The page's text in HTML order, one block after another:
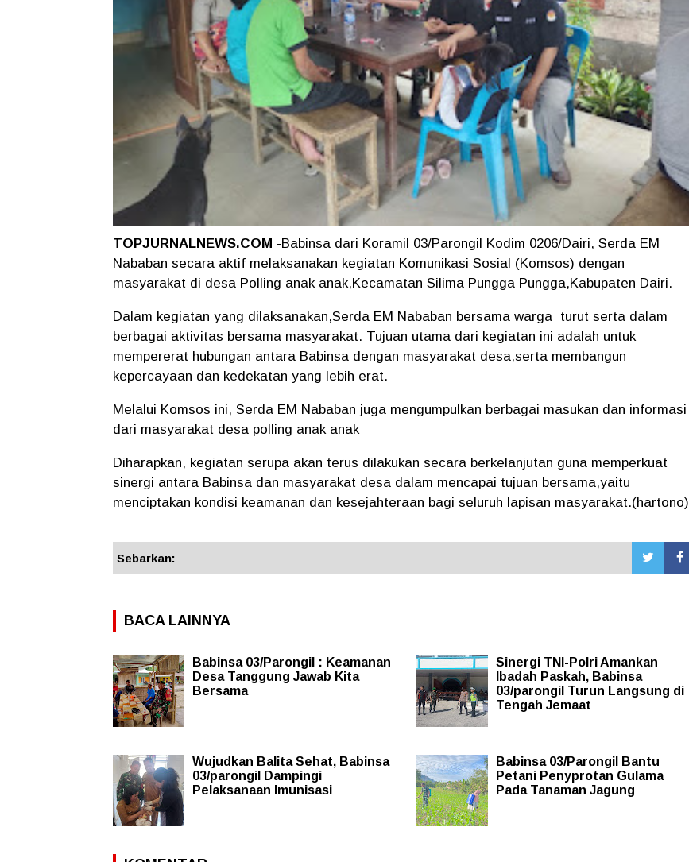
TOPJURNALNEWS.COM -Babinsa dari Koramil 03/Parongil Kodim 0206/Dairi, Serda EM
Nababan secara aktif melaksanakan kegiatan Komunikasi Sosial (Komsos) dengan
masyarakat di desa Polling anak anak,Kecamatan Silima Pungga Pungga,Kabupaten Dairi.
Dalam kegiatan yang dilaksanakan,Serda EM Nababan bersama warga turut serta dalam
berbagai aktivitas bersama masyarakat. Tujuan utama dari kegiatan ini adalah untuk
mempererat hubungan antara Babinsa dengan masyarakat desa,serta membangun
kepercayaan dan kedekatan yang lebih erat.
Melalui Komsos ini, Serda EM Nababan juga mengumpulkan berbagai masukan dan informasi
dari masyarakat desa polling anak anak
Diharapkan, kegiatan serupa akan terus dilakukan secara berkelanjutan guna memperkuat
sinergi antara Babinsa dan masyarakat desa dalam mencapai tujuan bersama,yaitu
menciptakan kondisi keamanan dan kesejahteraan bagi seluruh lapisan masyarakat.(hartono)
Sebarkan:
BACA LAINNYA
Babinsa 03/Parongil : Keamanan
Desa Tanggung Jawab Kita
Bersama
Sinergi TNI-Polri Amankan
Ibadah Paskah, Babinsa
03/parongil Turun Langsung di
Tengah Jemaat
Wujudkan Balita Sehat, Babinsa
03/parongil Dampingi
Pelaksanaan Imunisasi
Babinsa 03/Parongil Bantu
Petani Penyprotan Gulama
Pada Tanaman Jagung